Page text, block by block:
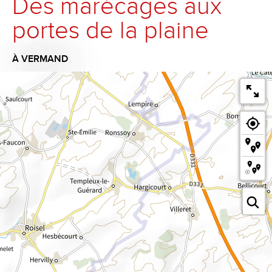
Des marécages aux
portes de la plaine
À VERMAND